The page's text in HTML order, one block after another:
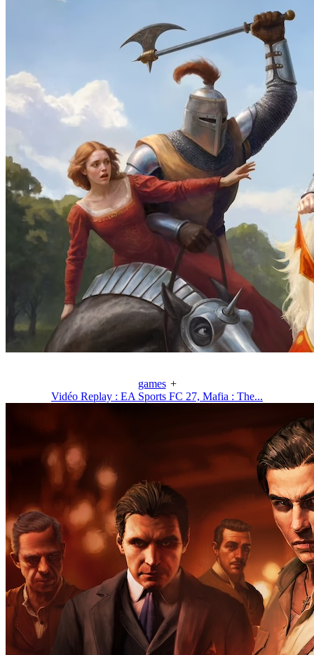
games +
Vidéo Replay : EA Sports FC 27, Mafia : The...